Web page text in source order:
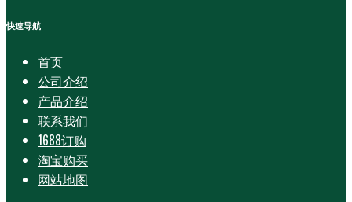
快速导航
首页
公司介绍
产品介绍
联系我们
1688订购
淘宝购买
网站地图